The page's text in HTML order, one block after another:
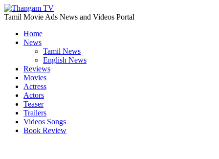
Tamil Movie Ads News and Videos Portal
Home
News
Tamil News
English News
Reviews
Movies
Actress
Actors
Teaser
Trailers
Videos Songs
Book Review